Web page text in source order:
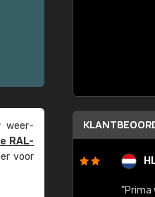
weer­
RAL-
voor
HL
"Prima